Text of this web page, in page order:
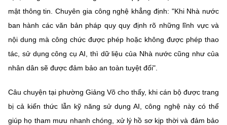
mật thông tin. Chuyên gia công nghệ khẳng định: "Khi Nhà nước
ban hành các văn bản pháp quy quy định rõ những lĩnh vực và
nội dung mà công chức được phép hoặc không được phép thao
tác, sử dụng công cụ AI, thì dữ liệu của Nhà nước cũng như của
nhân dân sẽ được đảm bảo an toàn tuyệt đối".
Câu chuyện tại phường Giảng Võ cho thấy, khi cán bộ được trang
bị cả kiến thức lẫn kỹ năng sử dụng AI, công nghệ này có thể
giúp họ tham mưu nhanh chóng, xử lý hồ sơ kịp thời và đảm bảo